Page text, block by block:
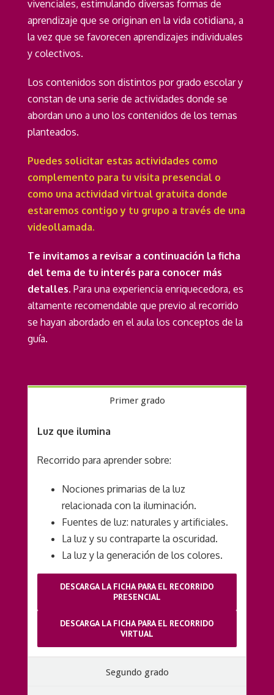
vivenciales, estimulando diversas formas de
aprendizaje que se originan en la vida cotidiana, a
la vez que se favorecen aprendizajes individuales
y colectivos.
Los contenidos son distintos por grado escolar y
constan de una serie de actividades donde se
abordan uno a uno los contenidos de los temas
planteados.
Puedes solicitar estas actividades como
complemento para tu visita presencial o
como una actividad virtual gratuita donde
estaremos contigo y tu grupo a través de una
videollamada.
Te invitamos a revisar a continuación la ficha
del tema de tu interés para conocer más
detalles. Para una experiencia enriquecedora, es
altamente recomendable que previo al recorrido
se hayan abordado en el aula los conceptos de la
guía.
Primer grado
Luz que ilumina
Recorrido para aprender sobre:
Nociones primarias de la luz
relacionada con la iluminación.
Fuentes de luz: naturales y artificiales.
La luz y su contraparte la oscuridad.
La luz y la generación de los colores.
DESCARGA LA FICHA PARA EL RECORRIDO
PRESENCIAL
DESCARGA LA FICHA PARA EL RECORRIDO
VIRTUAL
Segundo grado